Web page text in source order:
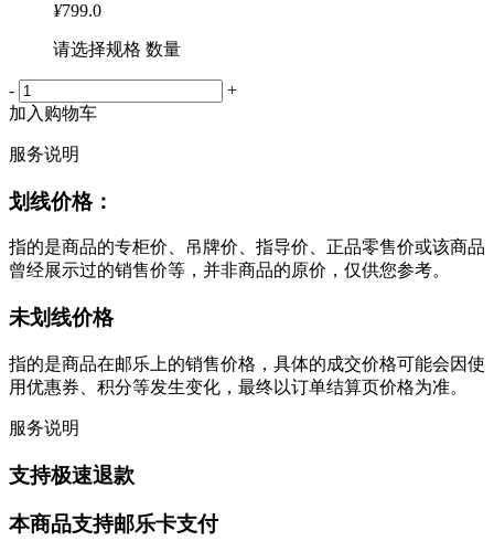
¥799.0
请选择规格 数量
-
+
加入购物车
服务说明
划线价格：
指的是商品的专柜价、吊牌价、指导价、正品零售价或该商品
曾经展示过的销售价等，并非商品的原价，仅供您参考。
未划线价格
指的是商品在邮乐上的销售价格，具体的成交价格可能会因使
用优惠券、积分等发生变化，最终以订单结算页价格为准。
服务说明
支持极速退款
本商品支持邮乐卡支付